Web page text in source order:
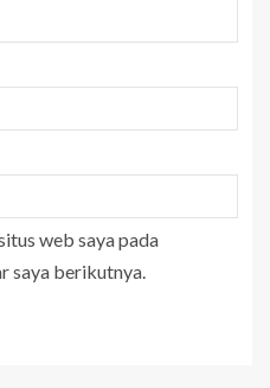
web saya pada
saya berikutnya.